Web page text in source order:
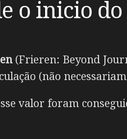
o inicio
(Frieren: Beyond
(não
valor foram